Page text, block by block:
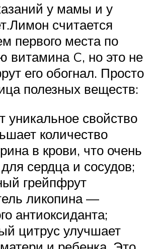
у мамы и у
считается
первого места по
витамина C, но это не
его обогнал. Просто
полезных веществ:
свойство
количество
в крови, что очень
сердца и сосудов;
грейпфрут
ликопина —
антиоксиданта;
цитрус улучшает